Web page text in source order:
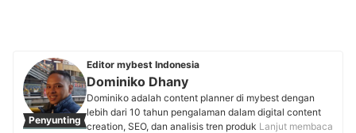
Penyunting
Editor mybest Indonesia
Dominiko Dhany
Dominiko adalah content planner di mybest dengan
lebih dari 10 tahun pengalaman dalam digital content
creation, SEO, dan analisis tren produk. Memulai karier
Lanjut membaca